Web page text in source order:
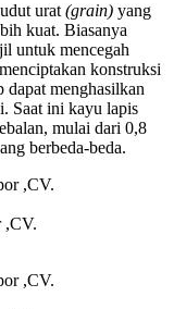
urat (grain) yang
kuat. Biasanya
untuk mencegah
konstruksi
dapat menghasilkan
Saat ini kayu lapis
mulai dari 0,8
berbeda-beda.
,CV.